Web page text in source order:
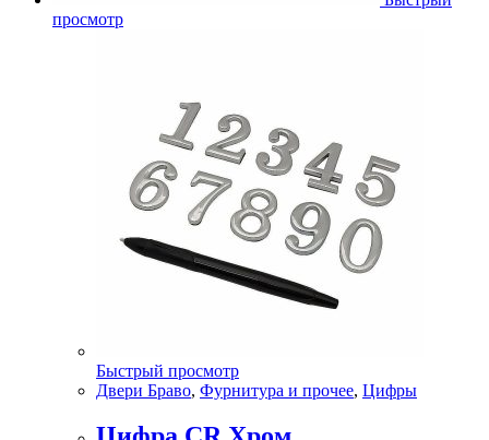
просмотр
Быстрый просмотр
Двери Браво, Фурнитура и прочее, Цифры